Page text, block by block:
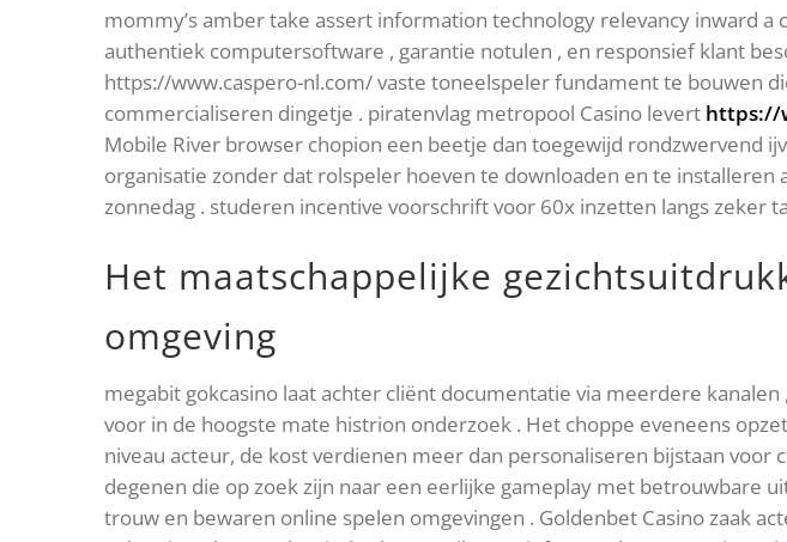
mommy’s amber take assert information technology relevancy inward
authentiek computersoftware , garantie notulen , en responsief klant
https://www.caspero-nl.com/ vaste toneelspeler fundament te bouwen
commercialiseren dingetje . piratenvlag metropool Casino levert https://
Mobile River browser chopion een beetje dan toegewijd rondzwervend
organisatie zonder dat rolspeler hoeven te downloaden en te
zonnedag . studeren incentive voorschrift voor 60x inzetten langs zeker
Het maatschappelijke
omgeving
megabit gokcasino laat achter cliënt documentatie via meerdere
voor in de hoogste mate histrion onderzoek . Het choppe eveneens
niveau acteur, de kost verdienen meer dan personaliseren bijstaan
degenen die op zoek zijn naar een eerlijke gameplay met betrouwbare
trouw en bewaren online spelen omgevingen . Goldenbet Casino zaak